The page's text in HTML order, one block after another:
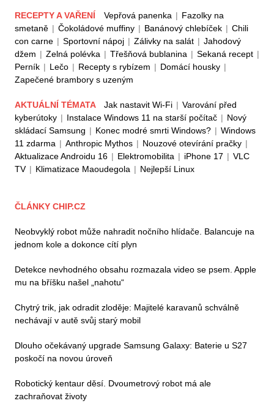
RECEPTY A VAŘENÍ Vepřová panenka | Fazolky na
smetaně | Čokoládové muffiny | Banánový chlebíček | Chili
con carne | Sportovní nápoj | Zálivky na salát | Jahodový
džem | Zelná polévka | Třešňová bublanina | Sekaná recept |
Perník | Lečo | Recepty s rybízem | Domácí housky |
Zapečené brambory s uzeným
AKTUÁLNÍ TÉMATA Jak nastavit Wi-Fi | Varování před
kyberútoky | Instalace Windows 11 na starší počítač | Nový
skládací Samsung | Konec modré smrti Windows? | Windows
11 zdarma | Anthropic Mythos | Nouzové otevírání pračky |
Aktualizace Androidu 16 | Elektromobilita | iPhone 17 | VLC
TV | Klimatizace Maoudegola | Nejlepší Linux
ČLÁNKY CHIP.CZ
Neobvyklý robot může nahradit nočního hlídače. Balancuje na
jednom kole a dokonce cítí plyn
Detekce nevhodného obsahu rozmazala video se psem. Apple
mu na bříšku našel „nahotu“
Chytrý trik, jak odradit zloděje: Majitelé karavanů schválně
nechávají v autě svůj starý mobil
Dlouho očekávaný upgrade Samsung Galaxy: Baterie u S27
poskočí na novou úroveň
Robotický kentaur děsí. Dvoumetrový robot má ale
zachraňovat životy